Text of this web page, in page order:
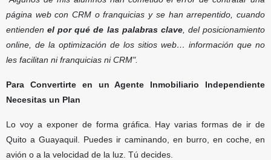
página web con CRM o franquicias y se han arrepentido, cuando
entiendenel por qué de las palabras clave, del posicionamiento
online, de la optimización de los sitios web… información que no
les facilitan ni franquicias ni CRM".
Para Convertirte en un Agente Inmobiliario Independiente
Necesitas un Plan
Lo voy a exponer de forma gráfica. Hay varias formas de ir de
Quito a Guayaquil. Puedes ir caminando, en burro, en coche, en
avión o a la velocidad de la luz. Tú decides.